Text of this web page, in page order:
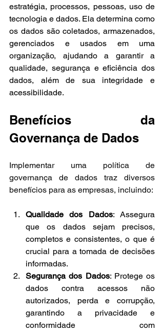
estratégia, processos, pessoas, uso de
tecnologia e dados. Ela determina como
os dados são coletados, armazenados,
gerenciados e usados em uma
organização, ajudando a garantir a
qualidade, segurança e eficiência dos
dados, além de sua integridade e
acessibilidade.
Benefícios da
Governança de Dados
Implementar uma política de
governança de dados traz diversos
benefícios para as empresas, incluindo:
Qualidade dos Dados: Assegura
que os dados sejam precisos,
completos e consistentes, o que é
crucial para a tomada de decisões
informadas.
Segurança dos Dados: Protege os
dados contra acessos não
autorizados, perda e corrupção,
garantindo a privacidade e
conformidade com